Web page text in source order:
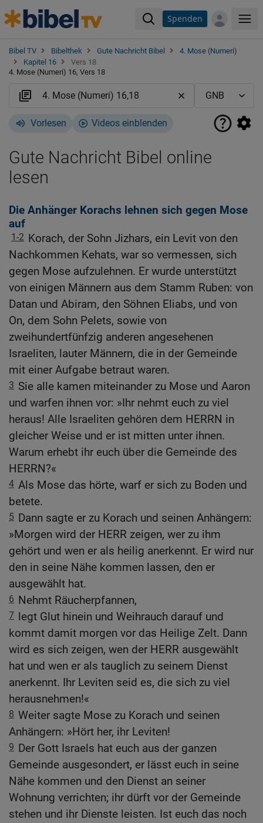
Spenden
Bibel TV Bibelthek Gute Nachricht Bibel
4. Mose (Numeri)
Kapitel 16
Vers 18
4. Mose (Numeri) 16, Vers 18
Vorlesen Videos einblenden
Gute Nachricht Bibel online
lesen
Die Anhänger Korachs lehnen sich gegen Mose
auf
1-2 Korach, der Sohn Jizhars, ein Levit von den
Nachkommen Kehats, war so vermessen, sich
gegen Mose aufzulehnen. Er wurde unterstützt
von einigen Männern aus dem Stamm Ruben: von
Datan und Abiram, den Söhnen Eliabs, und von
On, dem Sohn Pelets, sowie von
zweihundertfünfzig anderen angesehenen
Israeliten, lauter Männern, die in der Gemeinde
mit einer Aufgabe betraut waren.
3 Sie alle kamen miteinander zu Mose und Aaron
und warfen ihnen vor: »Ihr nehmt euch zu viel
heraus! Alle Israeliten gehören dem HERRN in
gleicher Weise und er ist mitten unter ihnen.
Warum erhebt ihr euch über die Gemeinde des
HERRN?«
4 Als Mose das hörte, warf er sich zu Boden und
betete.
5 Dann sagte er zu Korach und seinen Anhängern:
»Morgen wird der HERR zeigen, wer zu ihm
gehört und wen er als heilig anerkennt. Er wird nur
den in seine Nähe kommen lassen, den er
ausgewählt hat.
6 Nehmt Räucherpfannen,
7 legt Glut hinein und Weihrauch darauf und
kommt damit morgen vor das Heilige Zelt. Dann
wird es sich zeigen, wen der HERR ausgewählt
hat und wen er als tauglich zu seinem Dienst
anerkennt. Ihr Leviten seid es, die sich zu viel
herausnehmen!«
8 Weiter sagte Mose zu Korach und seinen
Anhängern: »Hört her, ihr Leviten!
9 Der Gott Israels hat euch aus der ganzen
Gemeinde ausgesondert, er lässt euch in seine
Nähe kommen und den Dienst an seiner
Wohnung verrichten; ihr dürft vor der Gemeinde
stehen und ihr Dienste leisten. Ist euch das noch